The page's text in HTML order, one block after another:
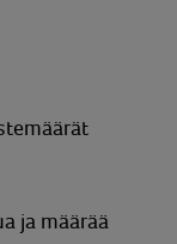
ja määrää